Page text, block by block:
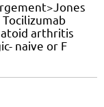
arthritis
naive or F